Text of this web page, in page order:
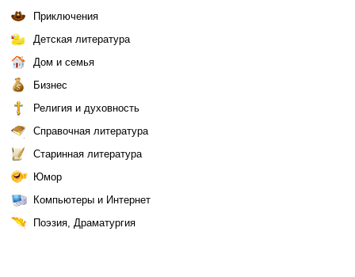
Приключения
Детская литература
Дом и семья
Бизнес
Религия и духовность
Справочная литература
Старинная литература
Юмор
Компьютеры и Интернет
Поэзия, Драматургия